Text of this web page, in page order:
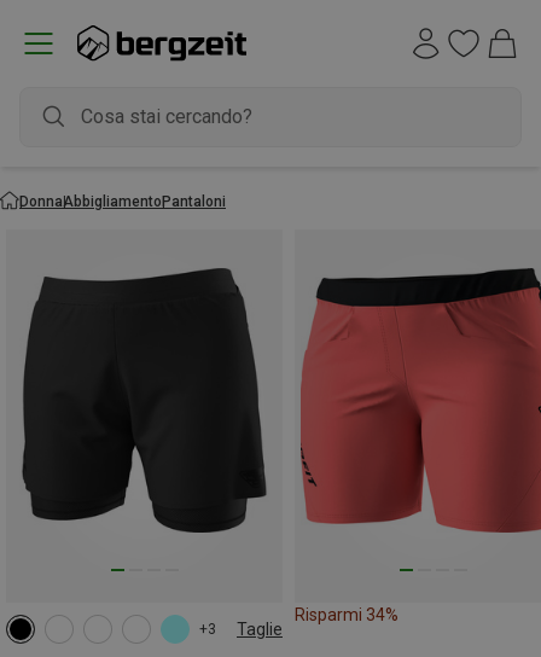
DonnaAbbigliamentoPantaloni
+3 Taglie
XS XL
Risparmi 34%